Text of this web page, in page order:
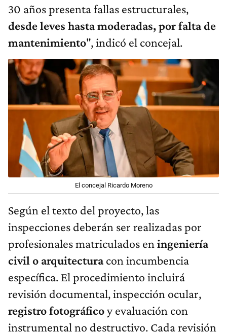
30 años presenta fallas estructurales,
desde leves hasta moderadas, por falta de
mantenimiento", indicó el concejal.
El concejal Ricardo Moreno
Según el texto del proyecto, las
inspecciones deberán ser realizadas por
profesionales matriculados en ingeniería
civil o arquitecturacon incumbencia
específica. El procedimiento incluirá
revisión documental, inspección ocular,
registro fotográficoy evaluación con
instrumental no destructivo. Cada revisión